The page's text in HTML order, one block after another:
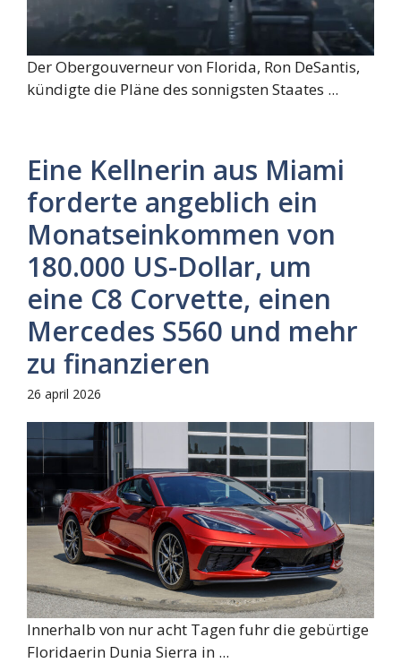
Der Obergouverneur von Florida, Ron DeSantis,
kündigte die Pläne des sonnigsten Staates ...
Eine Kellnerin aus Miami
forderte angeblich ein
Monatseinkommen von
180.000 US-Dollar, um
eine C8 Corvette, einen
Mercedes S560 und mehr
zu finanzieren
26 april 2026
Innerhalb von nur acht Tagen fuhr die gebürtige
Floridaerin Dunia Sierra in ...